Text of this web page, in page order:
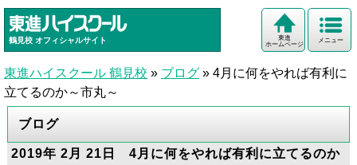
鶴見校 オフィシャルサイト メニュー
東進
ホームページ
東進ハイスクール 鶴見校 » ブログ » 4月に何をやれば有利に
立てるのか～市丸～
ブログ
2019年 2月 21日 4月に何をやれば有利に立てるのか